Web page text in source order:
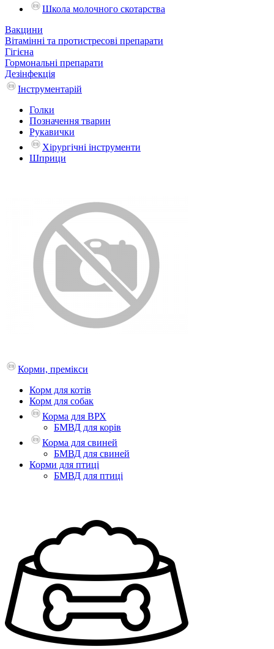
Школа молочного скотарства
Вакцини
Вітамінні та протистресові препарати
Гігієна
Гормональні препарати
Дезінфекція
Інструментарій
Голки
Позначення тварин
Рукавички
Хірургічні інструменти
Шприци
Корми, премікси
Корм для котів
Корм для собак
Корма для ВРХ
БМВД для корів
Корма для свиней
БМВД для свиней
Корми для птиці
БМВД для птиці